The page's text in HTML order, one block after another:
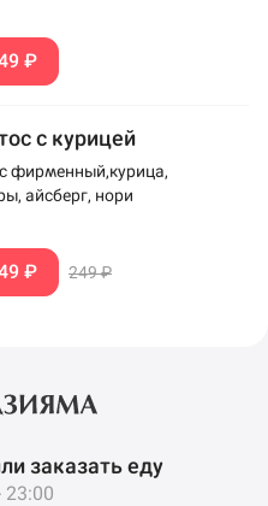
₽
с курицей
фирменный,курица,
айсберг, нори
₽ 249 ₽
заказать еду
23:00